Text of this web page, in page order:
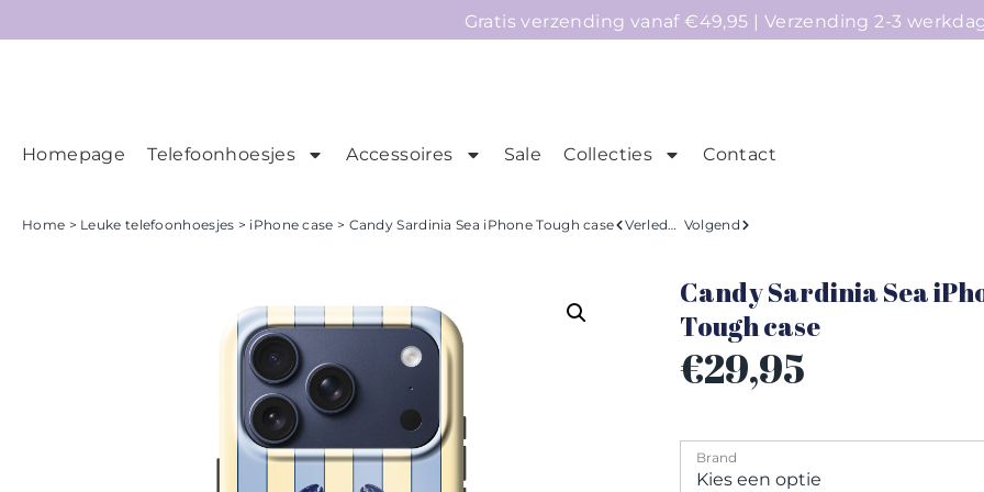
Gratis verzending vanaf €49,95 | Verzending 2-3
Homepage Telefoonhoesjes Accessoires Sale Collecties Contact
Home > Leuke telefoonhoesjes > iPhone case > Candy Sardinia Sea iPhone Tough case Verleden Volgend
Candy Sardinia Sea
Tough case
€29,95
Brand